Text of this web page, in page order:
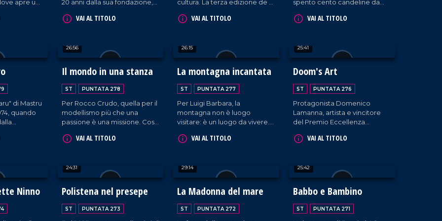
apre una
20 anni dalla sua fondazione,
Francesco Condello e sua
VAI AL TITOLO
cultura. La terza edizione de "Il
presso l'Istituto Alberghiero di
VAI AL TITOLO
spento cento candeline da
dei suoi cari. Saverio
emozionante puntata.
VAI AL TITOLO
di Mastru
quando
in
26:56
Il mondo in una stanza
ST PUNTATA 278
Per Rocco Crudo, quella per il
modellismo più che una
passione è una missione. Così
casa a Sant'Onofrio in una
le sue opere con lo scopo di
farle visitare ai giovani studenti
affinché riconoscano il valore
dell'arte e della manualità.
VAI AL TITOLO
26:15
La montagna incantata
ST PUNTATA 277
Per Luigi Barbara, la
montagna non è luogo
visitare: è un luogo da vivere.
Luigi vive stabilmente a
esperto conoscitore dei lupi e
del loro habitat.
VAI AL TITOLO
25:41
Doom's Art
ST PUNTATA 276
Protagonista Domenico
Lamanna, artista e vincitore
del Premio Eccellenza
Cultura Cinematografica di
VAI AL TITOLO
Ninno
24:31
Polistena nel presepe
ST PUNTATA 273
29:14
La Madonna del mare
ST PUNTATA 272
25:42
Babbo e Bambino
ST PUNTATA 271